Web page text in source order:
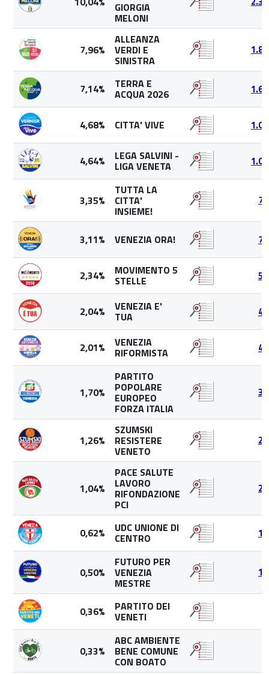
GIORGIA
MELONI
7,96%
ALLEANZA
VERDI E
SINISTRA
7,14% TERRA E
ACQUA 2026
4,68% CITTA' VIVE
4,64% LEGA SALVINI -
LIGA VENETA
3,35%
TUTTA LA
CITTA'
INSIEME!
3,11% VENEZIA ORA!
2,34% MOVIMENTO 5
STELLE
2,04% VENEZIA E'
TUA
2,01% VENEZIA
RIFORMISTA
1,70%
PARTITO
POPOLARE
EUROPEO
FORZA ITALIA
1,26%
SZUMSKI
RESISTERE
VENETO
1,04%
PACE SALUTE
LAVORO
RIFONDAZIONE
PCI
0,62% UDC UNIONE DI
CENTRO
0,50%
FUTURO PER
VENEZIA
MESTRE
0,36% PARTITO DEI
VENETI
0,33%
ABC AMBIENTE
BENE COMUNE
CON BOATO